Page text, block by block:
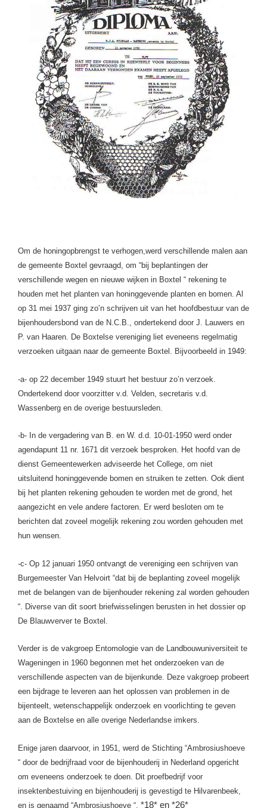
Om de honingopbrengst te verhogen,werd verschillende malen aan
de gemeente Boxtel gevraagd, om “bij beplantingen der
verschillende wegen en nieuwe wijken in Boxtel “ rekening te
houden met het planten van honinggevende planten en bomen. Al
op 31 mei 1937 ging zo’n schrijven uit van het hoofdbestuur van de
bijenhoudersbond van de N.C.B., ondertekend door J. Lauwers en
P. van Haaren. De Boxtelse vereniging liet eveneens regelmatig
verzoeken uitgaan naar de gemeente Boxtel. Bijvoorbeeld in 1949:
-a- op 22 december 1949 stuurt het bestuur zo’n verzoek.
Ondertekend door voorzitter v.d. Velden, secretaris v.d.
Wassenberg en de overige bestuursleden.
-b- In de vergadering van B. en W. d.d. 10-01-1950 werd onder
agendapunt 11 nr. 1671 dit verzoek besproken. Het hoofd van de
dienst Gemeentewerken adviseerde het College, om niet
uitsluitend honinggevende bomen en struiken te zetten. Ook dient
bij het planten rekening gehouden te worden met de grond, het
aangezicht en vele andere factoren. Er werd besloten om te
berichten dat zoveel mogelijk rekening zou worden gehouden met
hun wensen.
-c- Op 12 januari 1950 ontvangt de vereniging een schrijven van
Burgemeester Van Helvoirt “dat bij de beplanting zoveel mogelijk
met de belangen van de bijenhouder rekening zal worden gehouden
“. Diverse van dit soort briefwisselingen berusten in het dossier op
De Blauwverver te Boxtel.
Verder is de vakgroep Entomologie van de Landbouwuniversiteit te
Wageningen in 1960 begonnen met het onderzoeken van de
verschillende aspecten van de bijenkunde. Deze vakgroep probeert
een bijdrage te leveren aan het oplossen van problemen in de
bijenteelt, wetenschappelijk onderzoek en voorlichting te geven
aan de Boxtelse en alle overige Nederlandse imkers.
Enige jaren daarvoor, in 1951, werd de Stichting “Ambrosiushoeve
“ door de bedrijfraad voor de bijenhouderij in Nederland opgericht
om eveneens onderzoek te doen. Dit proefbedrijf voor
insektenbestuiving en bijenhouderij is gevestigd te Hilvarenbeek,
en is genaamd “Ambrosiushoeve “. *18* en *26*